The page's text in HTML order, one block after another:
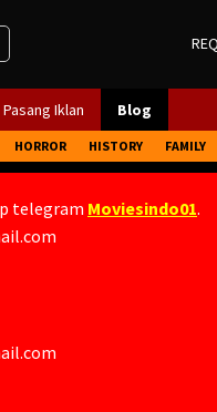
Pasang Iklan Blog
HORROR HISTORY FAMILY
telegram Moviesindo01.